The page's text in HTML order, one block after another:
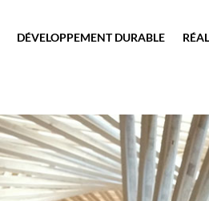
DÉVELOPPEMENT DURABLE